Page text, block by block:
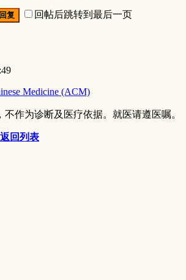
复 回帖后跳转到最后一页
Medicine (ACM)
作为诊断及医疗依据。就医请遵医嘱。
返回列表